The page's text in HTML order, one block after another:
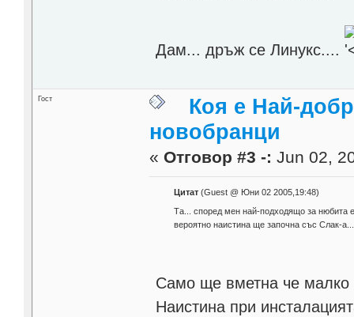
Дам... дръж се Линукс....
Гост
Коя е Най-
новобранци
« Отговор #3 -: Jun 02,
Цитат(Guest @ Юни 02 2005,19:48)
Та... според мен най-подходящо за нюбита
вероятно наистина ще започна със Слак-а...
Само ще вметна че малко
Наистина при